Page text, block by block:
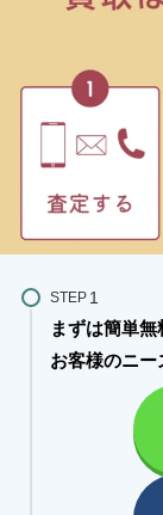
STEP
まずは簡単無
お客様のニー